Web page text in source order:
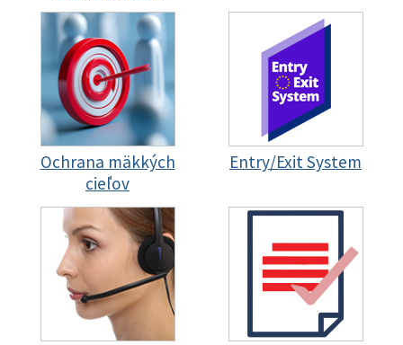
Ochrana mäkkých
cieľov
Entry/Exit System